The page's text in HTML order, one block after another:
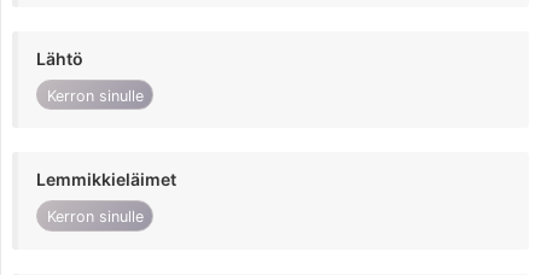
Lähtö
Kerron sinulle
Lemmikkieläimet
Kerron sinulle